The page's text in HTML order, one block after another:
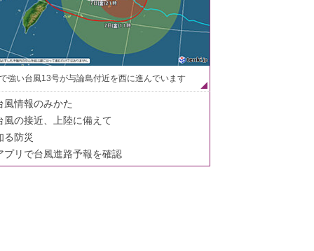
強い台風13号が与論島付近を西に進んでいます
風情報のみかた
風の接近、上陸に備えて
る防災
プリで台風進路予報を確認